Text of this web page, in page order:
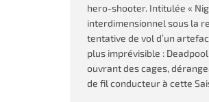
hero-shooter. Intitulée «
interdimensionnel sous la
tentative de vol d’un
plus imprévisible :
ouvrant des cages,
de fil conducteur à cette